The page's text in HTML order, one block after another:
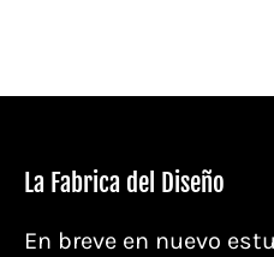
La Fabrica del Diseño
En breve en nuevo